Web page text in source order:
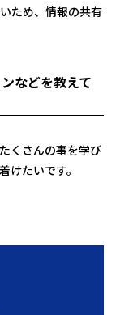
ため、情報の共有
などを教えて
くさんの事を学び
けたいです。